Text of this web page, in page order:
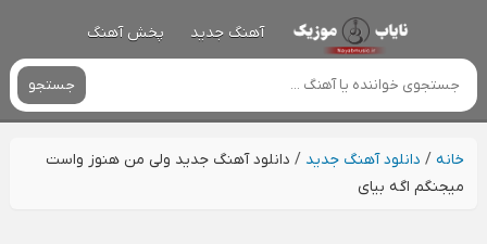
آهنگ جدید پخش آهنگ
جستجو
خانه/ دانلود آهنگ جدید / دانلود آهنگ جدید ولی من هنوز واست
میجنگم اگه بیای